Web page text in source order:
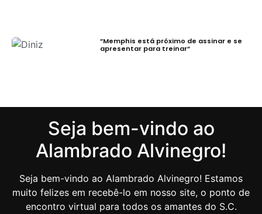
”Memphis está próximo de assinar e se
apresentar para treinar”
Seja bem-vindo ao
Alambrado Alvinegro!
Seja bem-vindo ao Alambrado Alvinegro! Estamos
muito felizes em recebê-lo em nosso site, o ponto de
encontro virtual para todos os amantes do S.C.